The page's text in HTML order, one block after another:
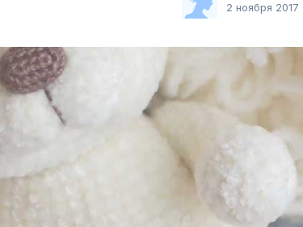
2 ноября 2017